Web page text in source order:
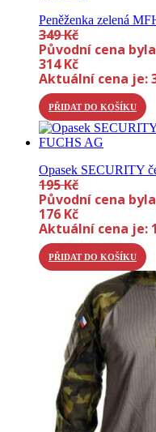
Peněženka zelená
349Kč
Původní cena
314Kč
Aktuální cena je:
PŘIDAT DO KOŠÍKU
Opasek SECURITY
195Kč
Původní cena
176 Kč
Aktuální cena je:
PŘIDAT DO KOŠÍKU